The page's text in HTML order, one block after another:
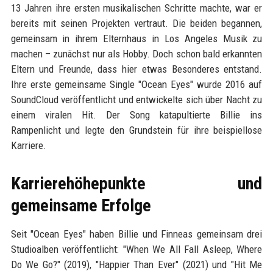
13 Jahren ihre ersten musikalischen Schritte machte, war er
bereits mit seinen Projekten vertraut. Die beiden begannen,
gemeinsam in ihrem Elternhaus in Los Angeles Musik zu
machen – zunächst nur als Hobby. Doch schon bald erkannten
Eltern und Freunde, dass hier etwas Besonderes entstand.
Ihre erste gemeinsame Single "Ocean Eyes" wurde 2016 auf
SoundCloud veröffentlicht und entwickelte sich über Nacht zu
einem viralen Hit. Der Song katapultierte Billie ins
Rampenlicht und legte den Grundstein für ihre beispiellose
Karriere.
Karrierehöhepunkte und
gemeinsame Erfolge
Seit "Ocean Eyes" haben Billie und Finneas gemeinsam drei
Studioalben veröffentlicht: "When We All Fall Asleep, Where
Do We Go?" (2019), "Happier Than Ever" (2021) und "Hit Me